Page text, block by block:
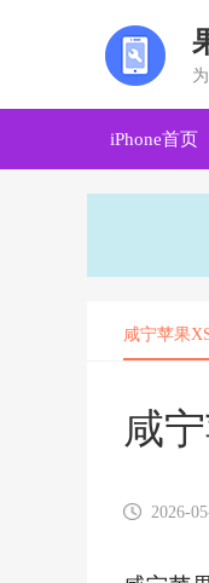
iPhone首页
咸宁苹果
咸
2026-